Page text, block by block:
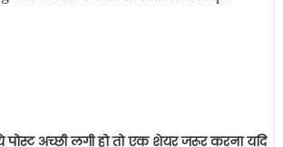
पोस्ट अच्छी लगी हो तो एक शेयर जरूर करनायदि